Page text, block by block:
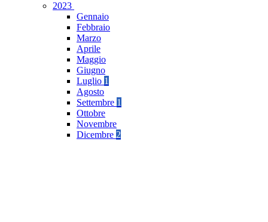
2023
Gennaio
Febbraio
Marzo
Aprile
Maggio
Giugno
Luglio 1
Agosto
Settembre 1
Ottobre
Novembre
Dicembre 2